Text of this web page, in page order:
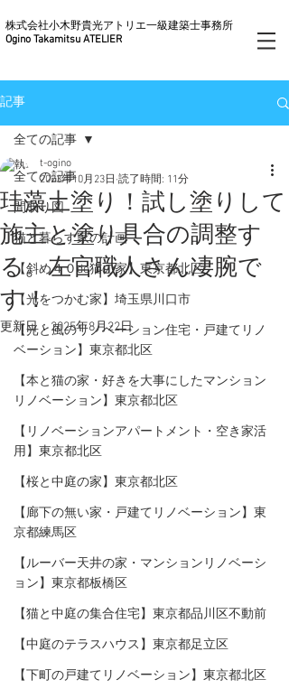
株式会社小木野貴光アトリエ一級建築士事務所
Ogino Takamitsu ATELIER
記事
全ての記事
間取り図
猫と暮らす家の計画
【斜め４０do猫の家】東京都北区
【光をつかむ家】埼玉県川口市
【光と風のリノベーション住宅・戸建てリノ
ベーション】東京都北区
【本と猫の家・好きを大事にしたマンション
リノベーション】東京都北区
【リノベーションアパートメント・空き家活
用】東京都北区
【桜と中庭の家】東京都北区
【廊下の無い家・戸建てリノベーション】東
京都練馬区
【ルーバー天井の家・マンションリノベーシ
ョン】東京都板橋区
【猫と中庭の集合住宅】東京都品川区不動前
【中庭のテラスハウス】東京都足立区
【下町の戸建てリノベーション】東京都北区
全ての記事
珪藻土塗り！試し塗りして
施主と塗り具合の調整す
る。左官職人さん凄腕で
す！
t-ogino
2023年10月23日 読了時間: 11分
更新日：2025年8月22日